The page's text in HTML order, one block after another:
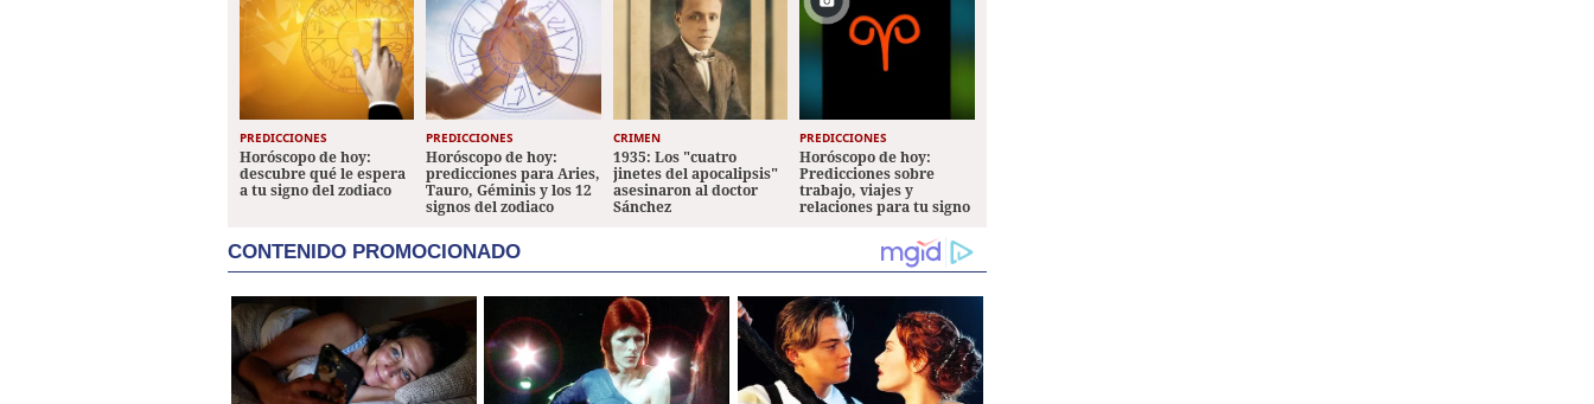
PREDICCIONES
Horóscopo de hoy:
descubre qué le espera
a tu signo del zodiaco
PREDICCIONES
Horóscopo de hoy:
predicciones para Aries,
Tauro, Géminis y los 12
signos del zodiaco
CRIMEN
1935: Los "cuatro
jinetes del apocalipsis"
asesinaron al doctor
Sánchez
PREDICCIONES
Horóscopo de hoy:
Predicciones sobre
trabajo, viajes y
relaciones para tu signo
CONTENIDO PROMOCIONADO